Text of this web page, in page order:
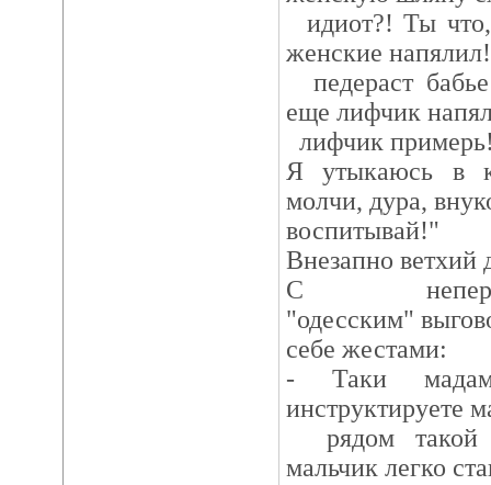
идиот?! Ты
женские
педераст
еще лифчик
лифчик
Я утыкаюсь в
молчи, дура,
воспитывай!"
Внезапно ветхий
С
"одесским"
себе жестами:
- Таки
инструктируете
рядом такой
мальчик легко